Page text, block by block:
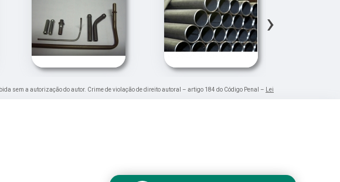
›
sem a autorização do autor. Crime de violação de direito autoral – artigo 184 do Código Penal –
Lei